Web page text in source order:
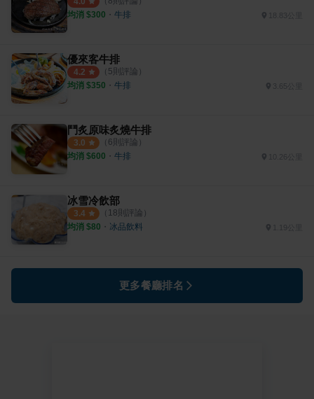
均消 $300 ・ 牛排
優來客牛排
4.2 （ 5則評論）
均消 $350 ・ 牛排 3.65公里
鬥炙原味炙燒牛排
3.0 （ 6則評論）
均消 $600 ・ 牛排
冰雪冷飲部
3.4 （ 18則評論）
均消 $80 ・ 冰品飲料
更多餐廳排名